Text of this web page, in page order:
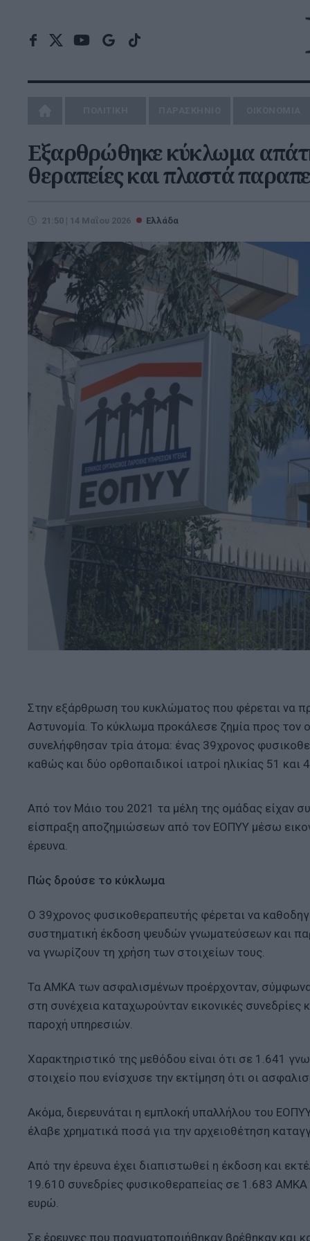
Εξαρθρώθηκε κύκλωμα
θεραπείες και πλαστά
21:50 | 14 Μαΐου 2026 Ελλάδα
Στην εξάρθρωση του κυκλώματος που φέρεται να
Αστυνομία. Το κύκλωμα προκάλεσε ζημία προς τον
συνελήφθησαν τρία άτομα: ένας 39χρονος
καθώς και δύο ορθοπαιδικοί ιατροί ηλικίας 51 και
Από τον Μάιο του 2021 τα μέλη της ομάδας είχαν
είσπραξη αποζημιώσεων από τον ΕΟΠΥΥ μέσω
έρευνα.
Πώς δρούσε το κύκλωμα
Ο 39χρονος φυσικοθεραπευτής φέρεται να
συστηματική έκδοση ψευδών γνωματεύσεων και
να γνωρίζουν τη χρήση των στοιχείων τους.
Τα ΑΜΚΑ των ασφαλισμένων προέρχονταν,
στη συνέχεια καταχωρούνταν εικονικές
παροχή υπηρεσιών.
Χαρακτηριστικό της μεθόδου είναι ότι σε 1.641
στοιχείο που ενίσχυσε την εκτίμηση ότι οι
Ακόμα, διερευνάται η εμπλοκή υπαλλήλου του
έλαβε χρηματικά ποσά για την αρχειοθέτηση
Από την έρευνα έχει διαπιστωθεί η έκδοση και
19.610 συνεδρίες φυσικοθεραπείας σε 1.683 ΑΜΚΑ
ευρώ.
Σε έρευνες που πραγματοποιήθηκαν βρέθηκαν και